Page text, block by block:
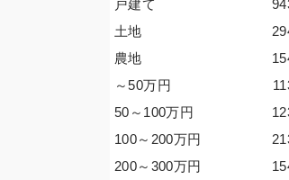
戸建て
土地
農地
～50万円
50～100万円
100～200万円
200～300万円